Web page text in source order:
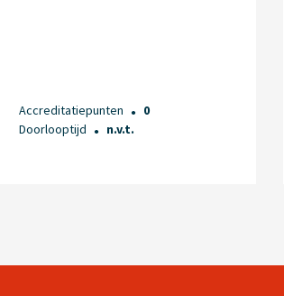
Accreditatiepunten ●
0
Doorlooptijd
● n.v.t.